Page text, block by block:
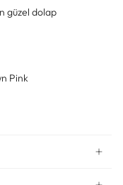
güzel dolap
Pink